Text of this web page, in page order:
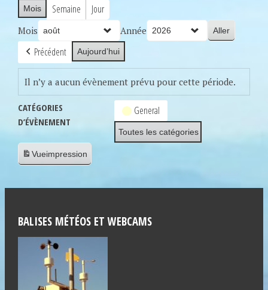
Mois Semaine Jour
Mois Année
Précédent Aujourd’hui
Il n’y a aucun évènement prévu pour cette période.
CATÉGORIES
D’ÉVÈNEMENT
General
Toutes les catégories
Vueimpression
BALISES MÉTÉOS ET WEBCAMS